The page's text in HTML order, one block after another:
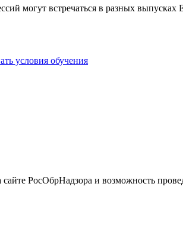
могут встречаться в разных
условия обучения
РосОбрНадзора и возможность